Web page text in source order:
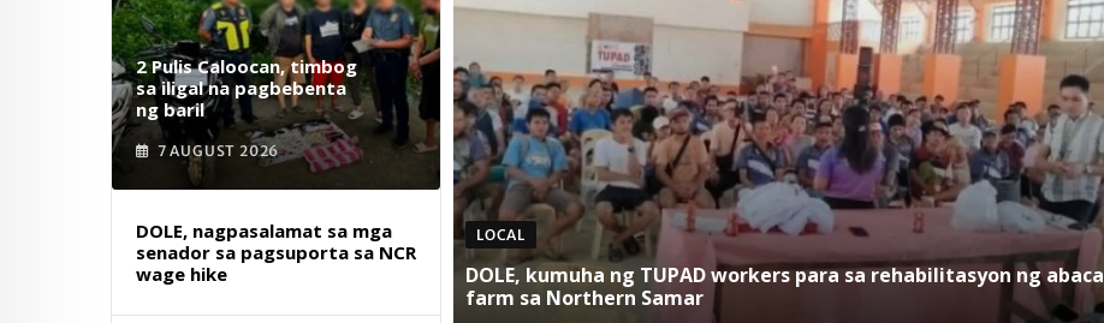
2 Pulis Caloocan, timbog
sa iligal na pagbebenta
ng baril
7 AUGUST 2026
DOLE, nagpasalamat sa mga
senador sa pagsuporta sa NCR
wage hike
LOCAL
DOLE, kumuha ng TUPAD workers para sa rehabilitasyon ng abaca
farm sa Northern Samar